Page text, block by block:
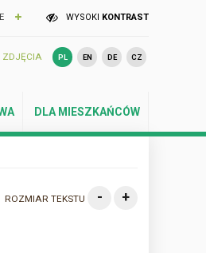
WYSOKI KONTRAST
ZDJĘCIA PL EN DE CZ
DLA MIESZKAŃCÓW
ROZMIAR TEKSTU - +